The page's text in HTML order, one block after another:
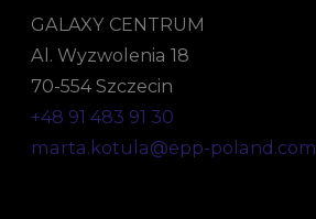
GALAXY CENTRUM
Al. Wyzwolenia 18
70-554 Szczecin
+48 91 483 91 30
marta.kotula@epp-poland.com